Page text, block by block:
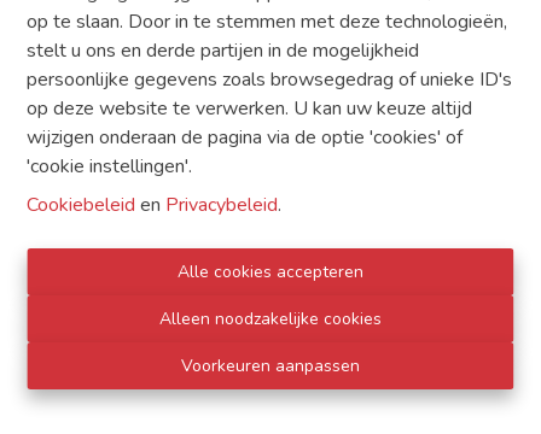
op te slaan. Door in te stemmen met deze technologieën,
stelt u ons en derde partijen in de mogelijkheid
persoonlijke gegevens zoals browsegedrag of unieke ID's
op deze website te verwerken. U kan uw keuze altijd
wijzigen onderaan de pagina via de optie 'cookies' of
'cookie instellingen'.
Cookiebeleid en Privacybeleid.
Alle cookies accepteren
Alleen noodzakelijke cookies
Voorkeuren aanpassen
Te koop Te huur